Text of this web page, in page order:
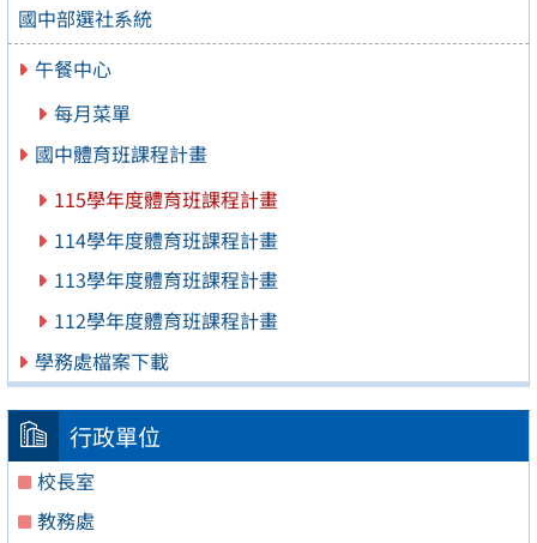
國中部選社系統
午餐中心
每月菜單
國中體育班課程計畫
115學年度體育班課程計畫
114學年度體育班課程計畫
113學年度體育班課程計畫
112學年度體育班課程計畫
學務處檔案下載
行政單位
校長室
教務處